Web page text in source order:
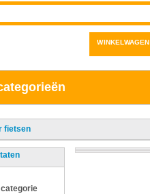
WINKELWAGEN
fietsen